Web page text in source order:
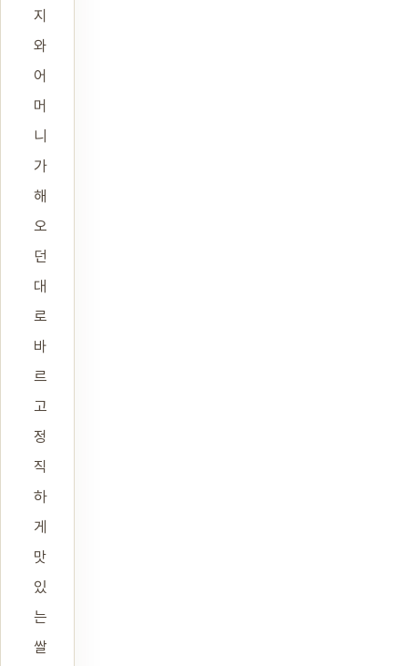
지
와
어
머
니
가
해
오
던
대
로
바
르
고
정
직
하
게
맛
있
는
쌀